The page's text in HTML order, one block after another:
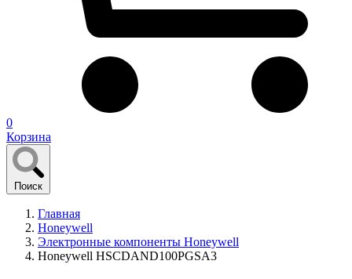
0
Корзина
Поиск
Главная
Honeywell
Электронные компоненты Honeywell
Honeywell HSCDAND100PGSA3